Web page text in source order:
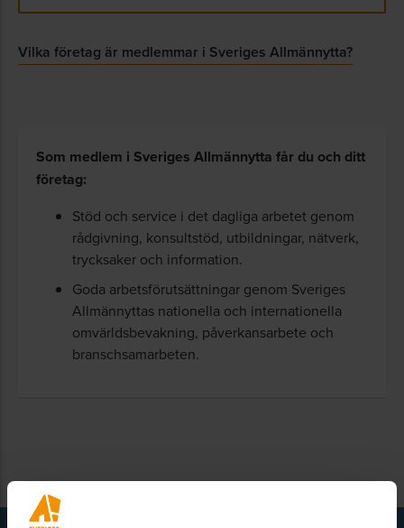
Vilka företag är medlemmar i Sveriges Allmännytta?
Som medlem i Sveriges Allmännytta får du och ditt
företag:
Stöd och service i det dagliga arbetet genom
rådgivning, konsultstöd, utbildningar, nätverk,
trycksaker och information.
Goda arbetsförutsättningar genom Sveriges
Allmännyttas nationella och internationella
omvärldsbevakning, påverkansarbete och
branschsamarbeten.